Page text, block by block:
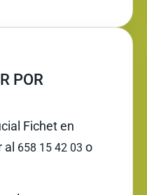
POR
Fichet en
658 15 42 03 o